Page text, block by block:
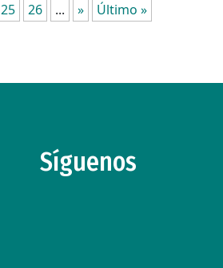
25 26 ... » Último »
Síguenos